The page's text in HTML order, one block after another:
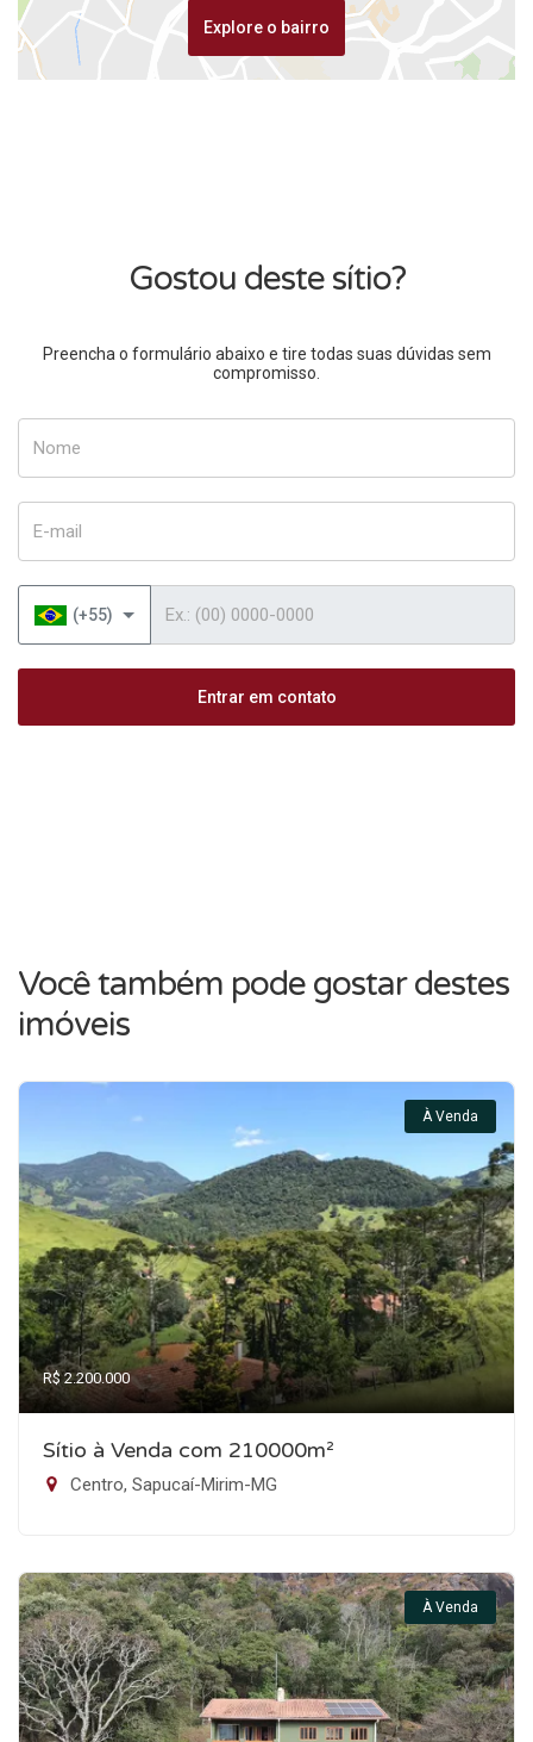
Explore o bairro
Gostou deste sítio?
Preencha o formulário abaixo e tire todas suas dúvidas sem
compromisso.
(+55)
Entrar em contato
Você também pode gostar destes
imóveis
À Venda
R$ 2.200.000
Sítio à Venda com 210000m²
Centro, Sapucaí-Mirim-MG
À Venda